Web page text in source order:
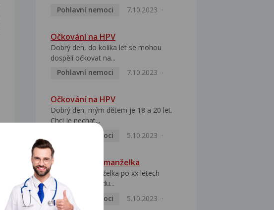
Pohlavní nemoci
7.10.2023
Očkování na HPV
Dobrý den, do kolika let se mohou
dospělí očkovat na...
Pohlavní nemoci
7.10.2023
Očkování na HPV
Dobrý den, mým dětem je 18 a 20 let.
Chci je nechat...
Pohlavní nemoci
5.10.2023
HPV pozitivní manželka
Dobrý den, manželka po xx letech
přivezla z Východu...
Pohlavní nemoci
5.10.2023